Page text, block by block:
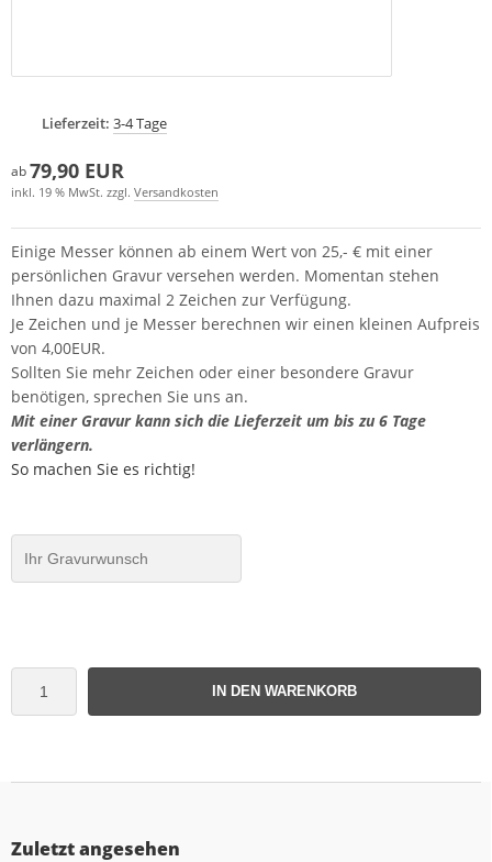
Lieferzeit: 3-4 Tage
ab79,90 EUR
inkl. 19 % MwSt. zzgl. Versandkosten
Einige Messer können ab einem Wert von 25,- € mit einer
persönlichen Gravur versehen werden. Momentan stehen
Ihnen dazu maximal 2 Zeichen zur Verfügung.
Je Zeichen und je Messer berechnen wir einen kleinen Aufpreis
von 4,00EUR.
Sollten Sie mehr Zeichen oder einer besondere Gravur
benötigen, sprechen Sie uns an.
Mit einer Gravur kann sich die Lieferzeit um bis zu 6 Tage
verlängern.
So machen Sie es richtig!
IN DEN WARENKORB
Zuletzt angesehen